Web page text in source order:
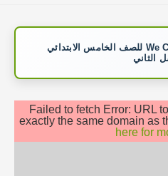
توزيع مادة الانجليزي We Can 2 للصف الخامس الابتدائي
الثاني
Failed to fetch Error: URL
exactly the same domain as
here for